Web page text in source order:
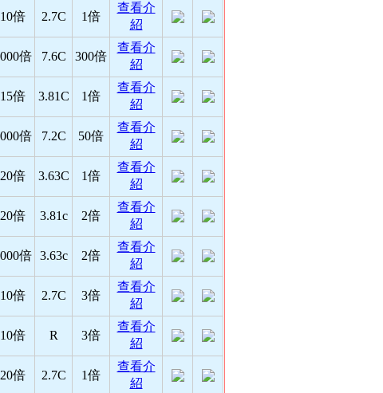
10倍 2.7C 1倍
查看介
紹
倍 7.6C 300倍
查看介
紹
15倍 3.81C 1倍
查看介
紹
倍 7.2C 50倍
查看介
紹
20倍 3.63C 1倍
查看介
紹
20倍 3.81c 2倍
查看介
紹
倍 3.63c 2倍
查看介
紹
10倍 2.7C 3倍
查看介
紹
10倍 R 3倍
查看介
紹
20倍 2.7C 1倍
查看介
紹